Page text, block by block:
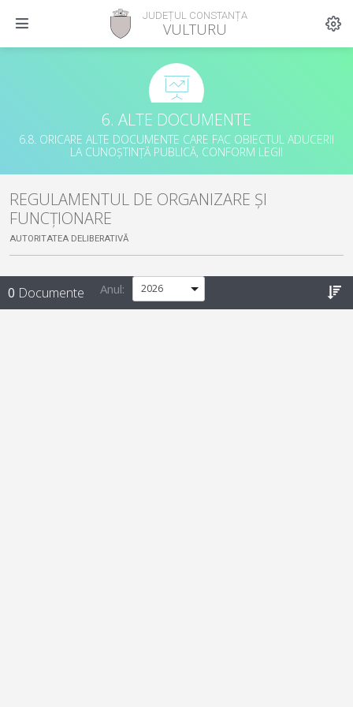
JUDEȚUL CONSTANȚA
VULTURU
6. ALTE DOCUMENTE
6.8. ORICARE ALTE DOCUMENTE CARE FAC OBIECTUL ADUCERII
LA CUNOȘTINȚĂ PUBLICĂ, CONFORM LEGII
REGULAMENTUL DE ORGANIZARE ȘI
FUNCȚIONARE
AUTORITATEA DELIBERATIVĂ
0 Documente Anul: